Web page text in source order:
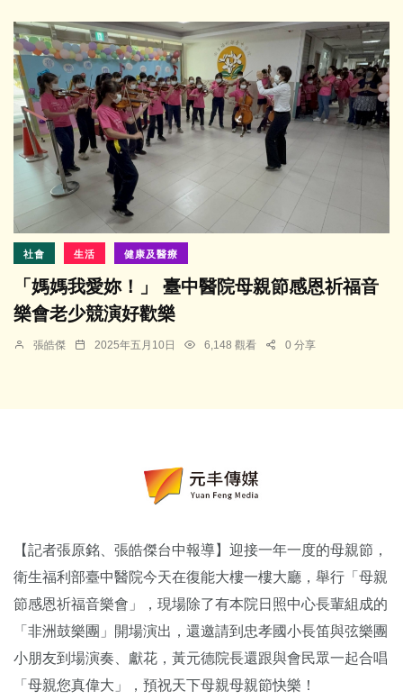
社會 生活 健康及醫療
「媽媽我愛妳！」 臺中醫院母親節感恩祈福音
樂會老少競演好歡樂
張皓傑 2025年五月10日 6,148 觀看 0 分享
【記者張原銘、張皓傑台中報導】迎接一年一度的母親節，
衛生福利部臺中醫院今天在復能大樓一樓大廳，舉行「母親
節感恩祈福音樂會」，現場除了有本院日照中心長輩組成的
「非洲鼓樂團」開場演出，還邀請到忠孝國小長笛與弦樂團
小朋友到場演奏、獻花，黃元德院長還跟與會民眾一起合唱
「母親您真偉大」，預祝天下母親母親節快樂！